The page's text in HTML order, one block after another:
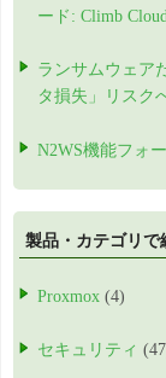
ード: Climb
ランサムウェア
タ損失」リスク
N2WS機能フォ
製品・カテゴリで
Proxmox (4)
セキュリティ